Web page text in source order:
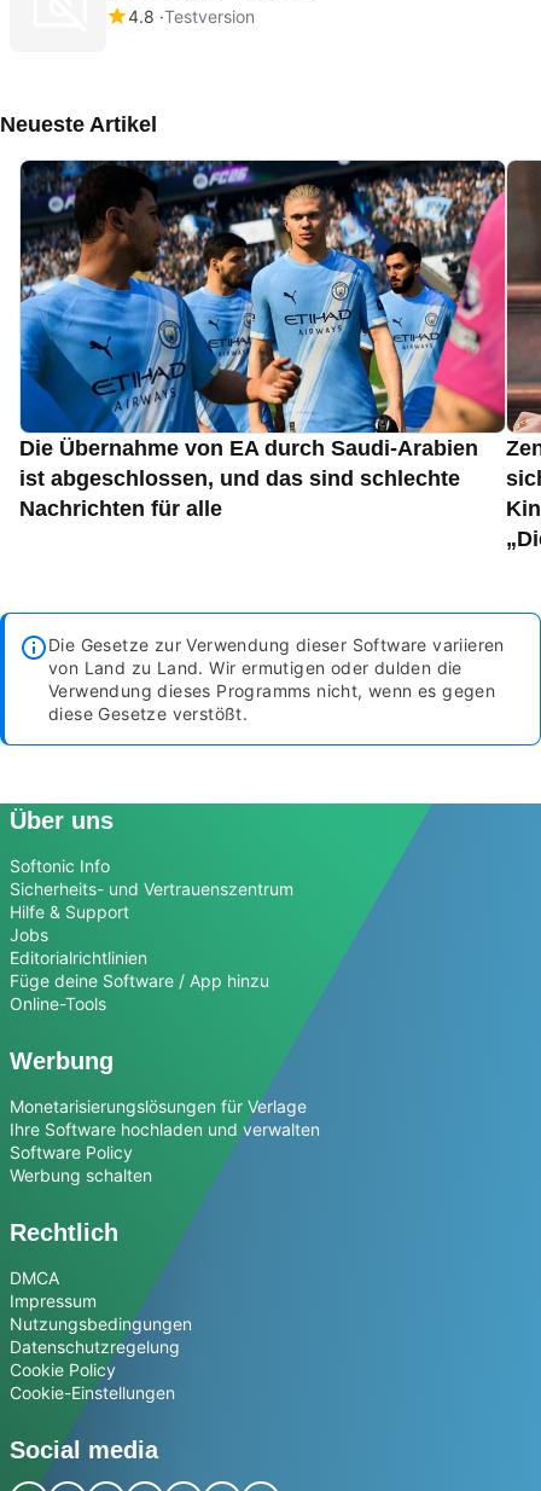
4.8 Testversion
Neueste Artikel
Die Übernahme von EA durch Saudi-Arabien
ist abgeschlossen, und das sind schlechte
Nachrichten für alle
Die Gesetze zur Verwendung dieser Software variieren
von Land zu Land. Wir ermutigen oder dulden die
Verwendung dieses Programms nicht, wenn es gegen
diese Gesetze verstößt.
Über uns
Softonic Info
Sicherheits- und Vertrauenszentrum
Hilfe & Support
Jobs
Editorialrichtlinien
Füge deine Software / App hinzu
Online-Tools
Werbung
Monetarisierungslösungen für Verlage
Ihre Software hochladen und verwalten
Software Policy
Werbung schalten
Rechtlich
DMCA
Impressum
Nutzungsbedingungen
Datenschutzregelung
Cookie Policy
Cookie-Einstellungen
Social media